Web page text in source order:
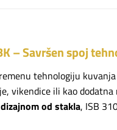
– Savršen spoj
tehnologiju
vikendice ili kao
od stakla, ISB